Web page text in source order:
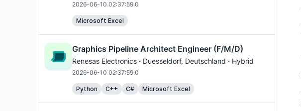
2026-06-10 02:37:59.0
Microsoft Excel
Graphics Pipeline Architect Engineer (F/M/D)
Renesas Electronics · Duesseldorf, Deutschland · Hybrid
2026-06-10 02:37:59.0
Python C++ C# Microsoft Excel